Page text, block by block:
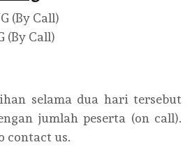
(By Call)
(By Call)
selama dua hari tersebut
jumlah peserta (on call).
contact us.